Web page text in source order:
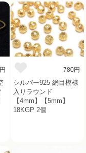
780円
シルバー925 網目模様
入りラウンド
【4mm】【5mm】
18KGP 2個